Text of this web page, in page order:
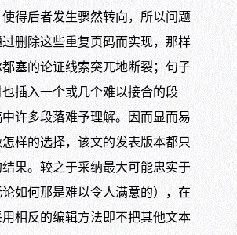
得后者发生骤然转向，所以问题
删除这些重复页码而实现，那样
塞的论证线索突兀地断裂；句子
插入一个或几个难以接合的段
许多段落难予理解。因而显而易
样的选择，该文的发表版本都只
果。较之于采纳最大可能忠实于
如何那是难以令人满意的），在
相反的编辑方法即不把其他文本